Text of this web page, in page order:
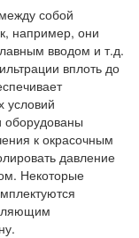
собой
например, они
вводом и т.д.
вплоть до
условий
оборудованы
к окрасочным
давление
Некоторые